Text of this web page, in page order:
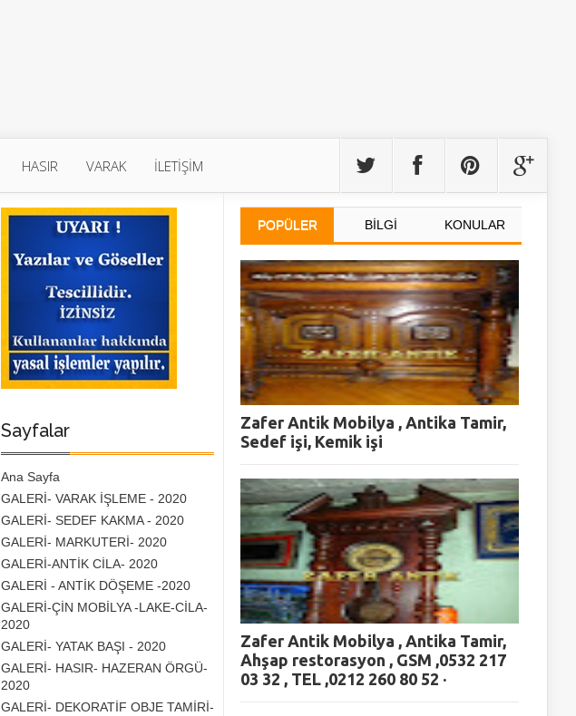
HASIR VARAK İLETİŞİM
Sayfalar
Ana Sayfa
GALERİ- VARAK İŞLEME - 2020
GALERİ- SEDEF KAKMA - 2020
GALERİ- MARKUTERİ- 2020
GALERİ-ANTİK CİLA- 2020
GALERİ - ANTİK DÖŞEME -2020
GALERİ-ÇİN MOBİLYA -LAKE-CİLA-
2020
GALERİ- YATAK BAŞI - 2020
GALERİ- HASIR- HAZERAN ÖRGÜ-
2020
GALERİ- DEKORATİF OBJE TAMİRİ-
POPÜLER BİLGİ KONULAR
Zafer Antik Mobilya , Antika Tamir,
Sedef işi, Kemik işi
Zafer Antik Mobilya , Antika Tamir,
Ahşap restorasyon , GSM ,0532 217
03 32 , TEL ,0212 260 80 52 ·